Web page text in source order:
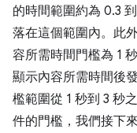
的時間範圍約為 0.3
落在這個範圍內。此
容所需時間門檻為 1
顯示內容所需時間後
檻範圍從 1 秒到 3 秒
件的門檻，我們接下